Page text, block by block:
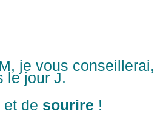
je vous conseillerai,
le jour J.
et de sourire !